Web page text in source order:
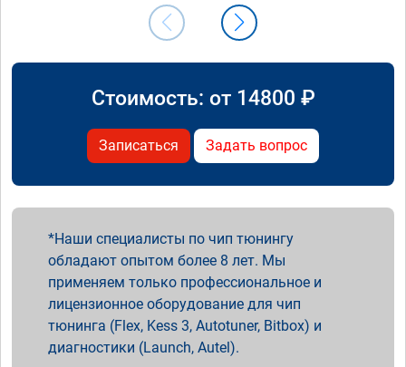
Стоимость: от 14800 ₽
Записаться Задать вопрос
Наши специалисты по чип тюнингу
обладают опытом более 8 лет. Мы
применяем только профессиональное и
лицензионное оборудование для чип
тюнинга (Flex, Kess 3, Autotuner, Bitbox) и
диагностики (Launch, Autel).